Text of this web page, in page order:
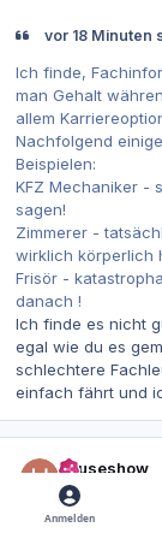
vor 18 Minuten
Ich finde,
man Gehalt
allem
Nachfolgend
Beispielen:
KFZ Mechaniker -
sagen!
Zimmerer -
wirklich körperlich
Frisör -
danach !
Ich finde es nicht
egal wie du es
schlechtere
einfach fährt und
houseshow
28. April 2023
Anmelden